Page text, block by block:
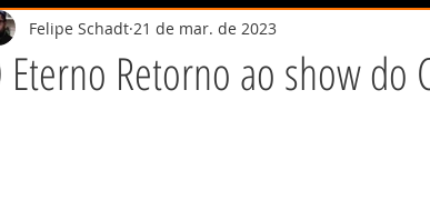
Eterno Retorno ao show do
Felipe Schadt 21 de mar. de 2023